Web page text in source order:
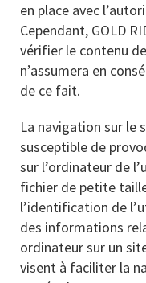
en place avec
Cependant, GOLD
vérifier le contenu
n’assumera en
de ce fait.
La navigation sur le
susceptible de
sur l’ordinateur de
fichier de petite
l’identification de
des informations
ordinateur sur un
visent à faciliter la